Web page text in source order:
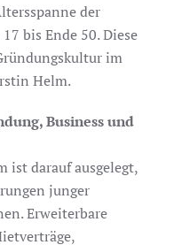
der
bis Ende 50. Diese
im
Helm.
Business und
darauf ausgelegt,
junger
Erweiterbare